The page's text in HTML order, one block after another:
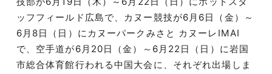
ッフフィールド広島で、カヌー競技が6月6日（金）～
6月8日（日）にカヌーパークみさと カヌーレIMAI
で、空手道が6月20日（金）～6月22日（日）に岩国
市総合体育館行われる中国大会に、それぞれ出場しま